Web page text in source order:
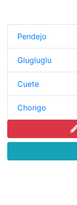
Pendejo
Glugluglu
Cuete
Chongo